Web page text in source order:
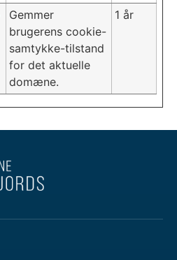
Gemmer
brugerens cookie-
samtykke-tilstand
for det aktuelle
domæne.
1 år